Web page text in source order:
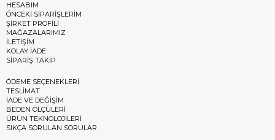
HESABIM
ÖNCEKİ SİPARİŞLERİM
ŞİRKET PROFİLİ
MAĞAZALARIMIZ
İLETİŞİM
KOLAY İADE
SİPARİŞ TAKİP
ÖDEME SEÇENEKLERİ
TESLİMAT
İADE VE DEĞİŞİM
BEDEN ÖLÇÜLERİ
ÜRÜN TEKNOLOJİLERİ
SIKÇA SORULAN SORULAR